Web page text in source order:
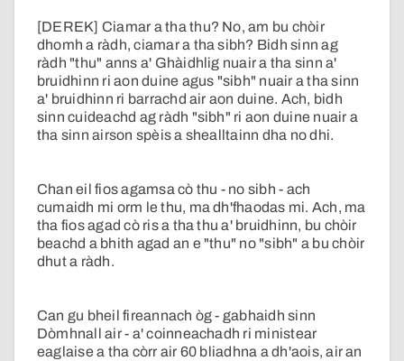
[DEREK] Ciamar a tha thu? No, am bu chòir
dhomh a ràdh, ciamar a tha sibh? Bidh sinn ag
ràdh "thu" anns a' Ghàidhlig nuair a tha sinn a'
bruidhinn ri aon duine agus "sibh" nuair a tha sinn
a' bruidhinn ri barrachd air aon duine. Ach, bidh
sinn cuideachd ag ràdh "sibh" ri aon duine nuair a
tha sinn airson spèis a shealltainn dha no dhi.
Chan eil fios agamsa cò thu - no sibh - ach
cumaidh mi orm le thu, ma dh'fhaodas mi. Ach, ma
tha fios agad cò ris a tha thu a' bruidhinn, bu chòir
beachd a bhith agad an e "thu" no "sibh" a bu chòir
dhut a ràdh.
Can gu bheil fireannach òg - gabhaidh sinn
Dòmhnall air - a' coinneachadh ri ministear
eaglaise a tha còrr air 60 bliadhna a dh'aois, air an